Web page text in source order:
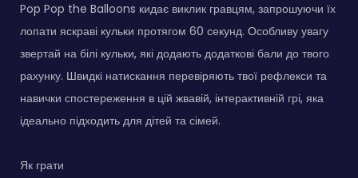
Pop Pop the Balloons кидає виклик гравцям, запрошуючи їх
лопати яскраві кульки протягом 60 секунд. Особливу увагу
звертай на білі кульки, які додають додаткові бали до твого
рахунку. Швидкі натискання перевіряють твої рефлекси та
навички спостереження в цій жвавій, інтерактивній грі, яка
ідеально підходить для дітей та сімей.
Як грати